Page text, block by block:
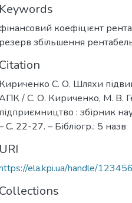
Keywords
коефіцієнт
резерв збільшення
Citation
Кириченко С. О. Шляхи
/ С. О. Кириченко, М. В.
підприємництво : збірник
С. 22-27. – Бібліогр.: 5 назв
URI
ela.kpi.ua/handle/
Collections